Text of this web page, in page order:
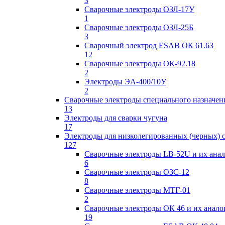
Сварочные электроды ОЗЛ-17У
1
Сварочные электроды ОЗЛ-25Б
3
Сварочный электрод ESAB ОК 61.63
12
Сварочные электроды ОК-92.18
2
Электроды ЭА-400/10У
2
Сварочные электроды специального
13
Электроды для сварки чугуна
17
Электроды для низколегированных (черных)
127
Сварочные электроды LB-52U и их
6
Сварочные электроды ОЗС-12
8
Сварочные электроды МТГ-01
2
Сварочные электроды ОК 46 и их
19